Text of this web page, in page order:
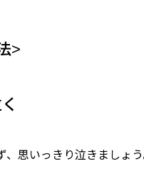
>
、思いっきり泣きましょ